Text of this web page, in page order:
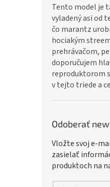
Tento model je
vyladený asi od
čo marantz
hociakým
prehrávačom,
doporučujem
reproduktorom
v tejto triede a
Odoberať
Vložte svoj e-
zasielať
produktoch na